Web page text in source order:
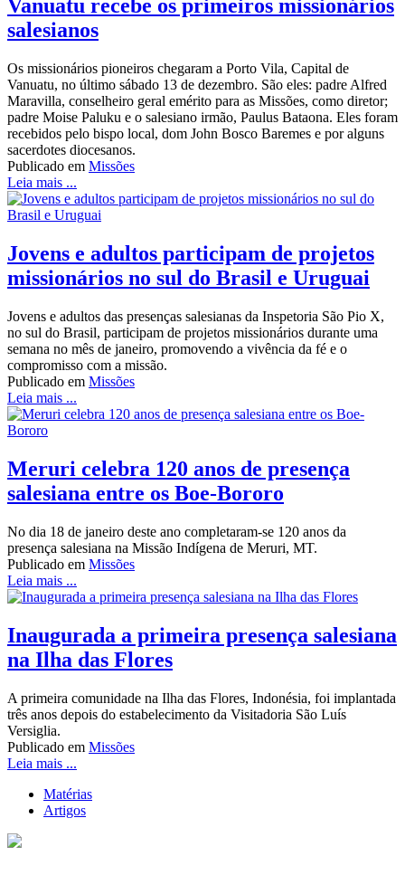
Vanuatu recebe os primeiros missionários
salesianos
Os missionários pioneiros chegaram a Porto Vila, Capital de
Vanuatu, no último sábado 13 de dezembro. São eles: padre Alfred
Maravilla, conselheiro geral emérito para as Missões, como diretor;
padre Moise Paluku e o salesiano irmão, Paulus Bataona. Eles foram
recebidos pelo bispo local, dom John Bosco Baremes e por alguns
sacerdotes diocesanos.
Publicado em Missões
Leia mais ...
Jovens e adultos participam de projetos
missionários no sul do Brasil e Uruguai
Jovens e adultos das presenças salesianas da Inspetoria São Pio X,
no sul do Brasil, participam de projetos missionários durante uma
semana no mês de janeiro, promovendo a vivência da fé e o
compromisso com a missão.
Publicado em Missões
Leia mais ...
Meruri celebra 120 anos de presença
salesiana entre os Boe-Bororo
No dia 18 de janeiro deste ano completaram-se 120 anos da
presença salesiana na Missão Indígena de Meruri, MT.
Publicado em Missões
Leia mais ...
Inaugurada a primeira presença salesiana
na Ilha das Flores
A primeira comunidade na Ilha das Flores, Indonésia, foi implantada
três anos depois do estabelecimento da Visitadoria São Luís
Versiglia.
Publicado em Missões
Leia mais ...
Matérias
Artigos